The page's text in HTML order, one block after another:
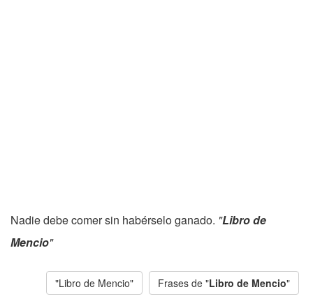
Nadie debe comer sin habérselo ganado. "Libro de
Mencio"
"Libro de Mencio" Frases de "Libro de Mencio"